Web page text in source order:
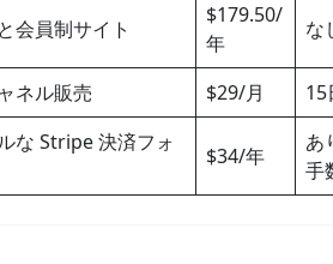
会員制サイト
$179.50/
年
な
ネル販売 $29/月 15
な Stripe 決済フォ
$34/年
あ
手